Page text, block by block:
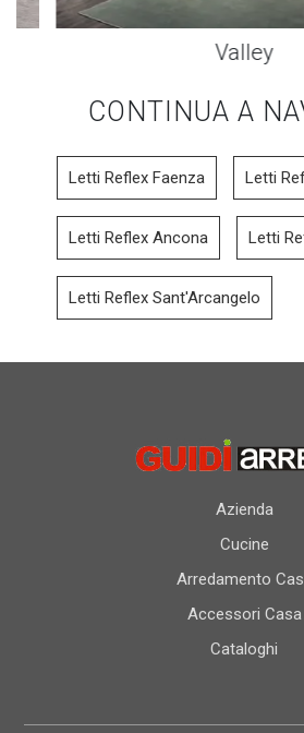
Valley
CONTINUA A
Letti Reflex Faenza Letti
Letti Reflex Ancona Letti
Letti Reflex Sant'Arcangelo
Azienda
Cucine
Arredamento
Accessori Casa
Cataloghi